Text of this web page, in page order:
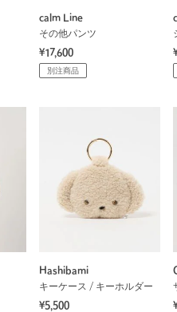
calm Line
その他パンツ
¥17,600
別注商品
Hashibami
キーケース / キーホルダー
¥5,500